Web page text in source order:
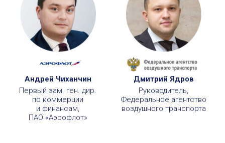
Андрей Чиханчин
Первый зам. ген. дир.
по коммерции
и финансам,
ПАО «Аэрофлот»
Дмитрий Ядров
Руководитель,
Федеральное агентство
воздушного транспорта